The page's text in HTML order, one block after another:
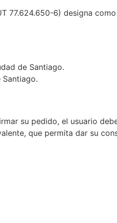
77.624.650-6) designa
de Santiago.
su pedido, el usuario
que permita dar su